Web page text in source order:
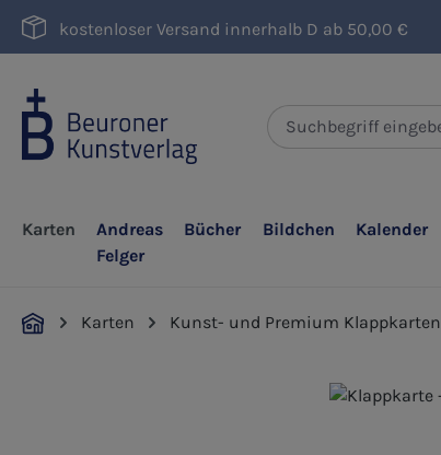
Hauptinhalt springen
Zur Suche springen
Zur Hauptnavigation springen
kostenloser Versand innerhalb D ab 50,00 €
Karten
Andreas
Felger
Bücher Bildchen Kalender
Karten Kunst- und Premium Klappkarten